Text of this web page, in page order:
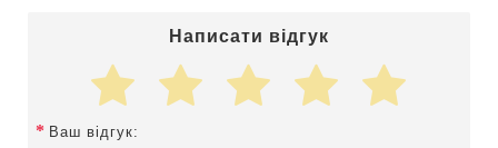
Написати відгук
Ваш відгук: